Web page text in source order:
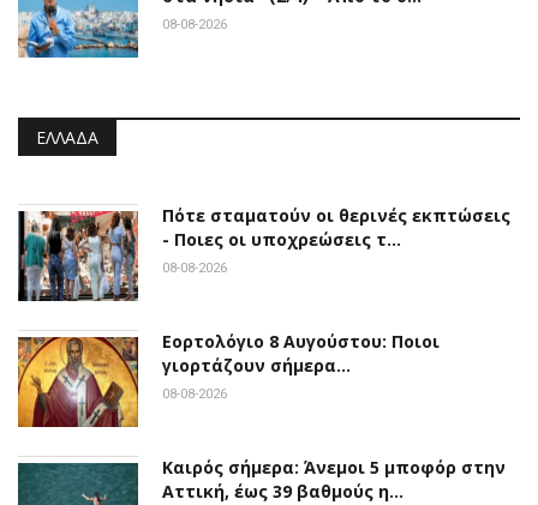
08-08-2026
ΕΛΛΆΔΑ
Πότε σταματούν οι θερινές εκπτώσεις
- Ποιες οι υποχρεώσεις τ…
08-08-2026
Εορτολόγιο 8 Αυγούστου: Ποιοι
γιορτάζουν σήμερα…
08-08-2026
Καιρός σήμερα: Άνεμοι 5 μποφόρ στην
Αττική, έως 39 βαθμούς η…